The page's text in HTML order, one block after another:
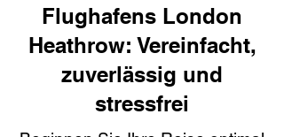
Flughafens London
Heathrow: Vereinfacht,
zuverlässig und
stressfrei